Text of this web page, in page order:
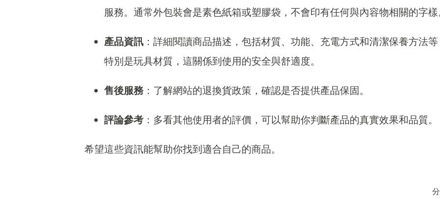
服務。通常外包裝會是素色紙箱或塑膠袋，不會印有任何與內容物相關的字
產品資訊 ：詳細閱讀商品描述，包括材質、功能、充電方式和清潔保養方法
特別是玩具材質，這關係到使用的安全與舒適度。
售後服務：了解網站的退換貨政策，確認是否提供產品保固。
評論參考 ：多看其他使用者的評價，可以幫助你判斷產品的真實效果和品質。
希望這些資訊能幫助你找到適合自己的商品。